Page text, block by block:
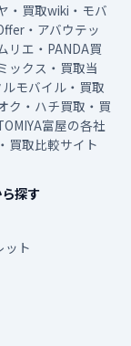
・買取wiki・モバ
・アバウテッ
リエ・PANDA買
ックス・買取当
モバイル・買取
ク・ハチ買取・買
富屋の各社
買取比較サイト
探す
ット